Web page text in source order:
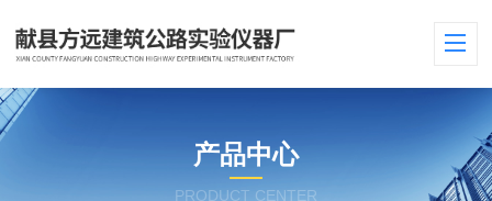
产品中心
PRODUCT CENTER